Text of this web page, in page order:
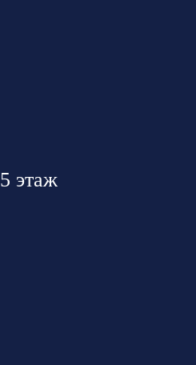
этаж